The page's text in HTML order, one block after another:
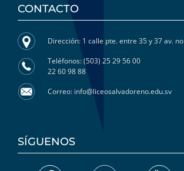
CONTACTO
Dirección: 1 calle pte. entre 35 y 37 av.
Teléfonos: (503) 25 29 56 00
22 60 98 88
Correo: info@liceosalvadoreno.edu.sv
SÍGUENOS